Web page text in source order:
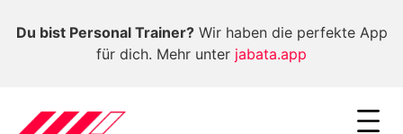
Du bist Personal Trainer?Wir haben die perfekte App
für dich. Mehr unter jabata.app